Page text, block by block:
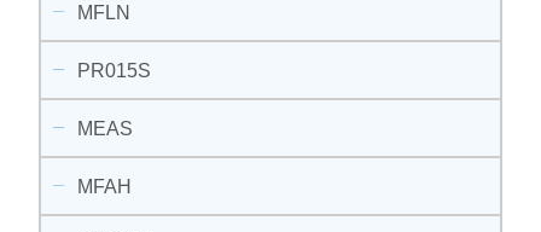
MFLN
PR015S
MEAS
MFAH